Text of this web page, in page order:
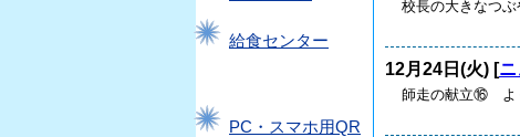
給食センター
PC・スマホ用QR
校長の大きなつ
12月24日(火) [ニ
師走の献立⑯ よ